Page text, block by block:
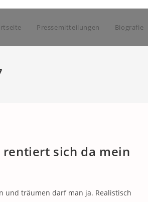
Pressemitteilungen Biografie
rentiert sich da mein
und träumen darf man ja. Realistisch